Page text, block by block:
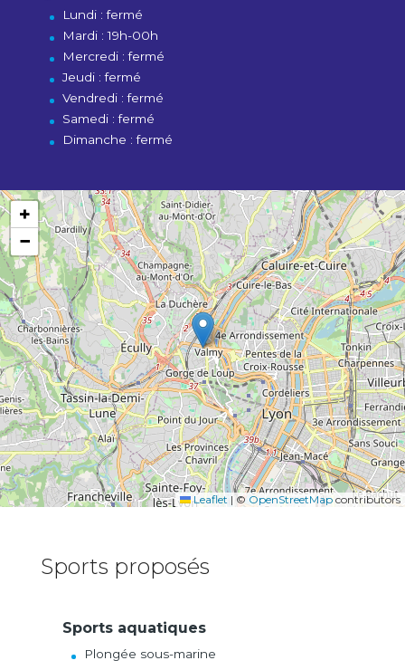
Lundi : fermé
Mardi : 19h-00h
Mercredi : fermé
Jeudi : fermé
Vendredi : fermé
Samedi : fermé
Dimanche : fermé
+
−
Leaflet | © OpenStreetMap contributors
Sports proposés
Sports aquatiques
Plongée sous-marine